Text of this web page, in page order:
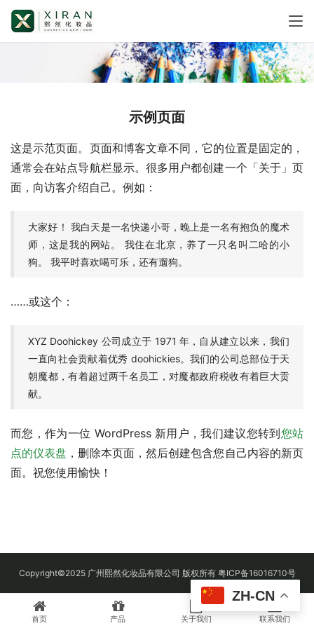
示例页面
这是示范页面。页面和博客文章不同，它的位置是固定的，
通常会在站点导航栏显示。很多用户都创建一个「关于」页
面，向访客介绍自己。例如：
大家好！ 我白天是一名快递小哥，晚上是一名有抱负的魔术
师，这是我的网站。 我住在北京，养了一只名叫二哈的小
狗。 我平时喜欢喝可乐，还有遛狗。
……或这个：
XYZ Doohickey 公司成立于 1971 年，自从建立以来，我们
一直向社会贡献着优秀 doohickies。我们的公司总部位于天
朝魔都，有着超过两千名员工，对魔都政府税收有着巨大贡
献。
而您，作为一位 WordPress 新用户，我们建议您转到您站
点的仪表盘 ，删除本页面，然后创建包含您自己内容的新页
面。祝您使用愉快！
Copyright©2025 广州熙然化妆品有限公司 版权所有 粤ICP备16016710号
首页 产品 关于我们 联系我们
ZH-CN